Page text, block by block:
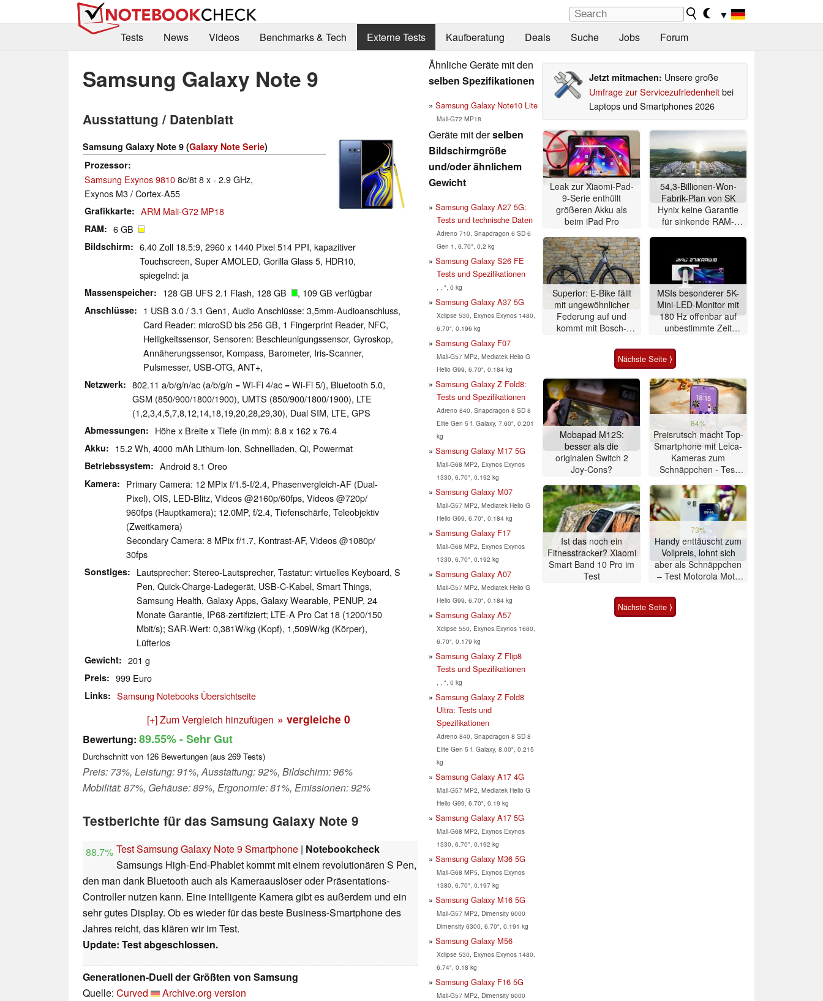
▼
Tests
News Videos Benchmarks & Tech Externe Tests Kaufberatung Deals Suche Jobs Forum
Samsung Galaxy Note 9
Ausstattung / Datenblatt
Samsung Galaxy Note 9 (Galaxy Note Serie)
Prozessor
Samsung Exynos 98108c/8t 8 x - 2.9 GHz,
Exynos M3 / Cortex-A55
Grafikkarte ARM Mali-G72 MP18
RAM 6 GB
Bildschirm
6.40 Zoll 18.5:9, 2960 x 1440 Pixel 514 PPI, kapazitiver
Touchscreen, Super AMOLED, Gorilla Glass 5, HDR10,
spiegelnd: ja
Massenspeicher 128 GB UFS 2.1 Flash, 128 GB , 109 GB verfügbar
Anschlüsse
1 USB 3.0 / 3.1 Gen1, Audio Anschlüsse: 3,5mm-Audioanschluss,
Card Reader: microSD bis 256 GB, 1 Fingerprint Reader, NFC,
Helligkeitssensor, Sensoren: Beschleunigungssensor, Gyroskop,
Annäherungssensor, Kompass, Barometer, Iris-Scanner,
Pulsmesser, USB-OTG, ANT+,
Netzwerk
802.11 a/b/g/n/ac (a/b/g/n = Wi-Fi 4/ac = Wi-Fi 5/), Bluetooth 5.0,
GSM (850/​900/​1800/​1900), UMTS (850/​900/​1800/​1900), LTE
(1,2,3,4,5,7,8,12,14,18,19,20,28,29,30), Dual SIM, LTE, GPS
Abmessungen Höhe x Breite x Tiefe (in mm): 8.8 x 162 x 76.4
Akku 15.2 Wh, 4000 mAh Lithium-Ion, Schnellladen, Qi, Powermat
Betriebssystem Android 8.1 Oreo
Kamera
Primary Camera: 12 MPix f/​1.5-f/​2.4, Phasenvergleich-AF (Dual-
Pixel), OIS, LED-Blitz, Videos @2160p/​60fps, Videos @720p/​
960fps (Hauptkamera); 12.0MP, f/​2.4, Tiefenschärfe, Teleobjektiv
(Zweitkamera)
Secondary Camera: 8 MPix f/​1.7, Kontrast-AF, Videos @1080p/​
30fps
Sonstiges
Lautsprecher: Stereo-Lautsprecher, Tastatur: virtuelles Keyboard, S
Pen, Quick-Charge-Ladegerät, USB-C-Kabel, Smart Things,
Samsung Health, Galaxy Apps, Galaxy Wearable, PENUP, 24
Monate Garantie, IP68-zertifiziert; LTE-A Pro Cat 18 (1200/150
Mbit/s); SAR-Wert: 0,381W/​kg (Kopf), 1,509W/​kg (Körper),
Lüfterlos
Gewicht 201 g
Preis 999 Euro
Links Samsung Notebooks Übersichtseite
[+] Zum Vergleich hinzufügen » vergleiche 0
Bewertung: 89.55%- Sehr Gut
Durchschnitt von 126 Bewertungen (aus 269 Tests)
Preis: 73%, Leistung: 91%, Ausstattung: 92%, Bildschirm: 96%
Mobilität: 87%, Gehäuse: 89%, Ergonomie: 81%, Emissionen: 92%
Testberichte für das Samsung Galaxy Note 9
88.7% Test Samsung Galaxy Note 9 Smartphone | Notebookcheck
Samsungs High-End-Phablet kommt mit einem revolutionären S Pen,
den man dank Bluetooth auch als Kameraauslöser oder Präsentations-
Controller nutzen kann. Eine intelligente Kamera gibt es außerdem und ein
sehr gutes Display. Ob es wieder für das beste Business-Smartphone des
Jahres reicht, das klären wir im Test.
Update: Test abgeschlossen.
Generationen-Duell der Größten von Samsung
Quelle: Curved
Archive.org version
Ähnliche Geräte mit den
selben Spezifikationen
Samsung Galaxy Note10 Lite
Mali-G72 MP18
Geräte mit derselben
Bildschirmgröße
und/oder ähnlichem
Gewicht
Samsung Galaxy A27 5G:
Tests und technische Daten
Adreno 710, Snapdragon 6 SD 6
Gen 1, 6.70", 0.2 kg
Samsung Galaxy S26 FE
Tests und Spezifikationen
, , ", 0 kg
Samsung Galaxy A37 5G
Xclipse 530, Exynos Exynos 1480,
6.70", 0.196 kg
Samsung Galaxy F07
Mali-G57 MP2, Mediatek Helio G
Helio G99, 6.70", 0.184 kg
Samsung Galaxy Z Fold8:
Tests und Spezifikationen
Adreno 840, Snapdragon 8 SD 8
Elite Gen 5 f. Galaxy, 7.60", 0.201
kg
Samsung Galaxy M17 5G
Mali-G68 MP2, Exynos Exynos
1330, 6.70", 0.192 kg
Samsung Galaxy M07
Mali-G57 MP2, Mediatek Helio G
Helio G99, 6.70", 0.184 kg
Samsung Galaxy F17
Mali-G68 MP2, Exynos Exynos
1330, 6.70", 0.192 kg
Samsung Galaxy A07
Mali-G57 MP2, Mediatek Helio G
Helio G99, 6.70", 0.184 kg
Samsung Galaxy A57
Xclipse 550, Exynos Exynos 1680,
6.70", 0.179 kg
Samsung Galaxy Z Flip8
Tests und Spezifikationen
, , ", 0 kg
Samsung Galaxy Z Fold8
Ultra: Tests und
Spezifikationen
Adreno 840, Snapdragon 8 SD 8
Elite Gen 5 f. Galaxy, 8.00", 0.215
kg
Samsung Galaxy A17 4G
Mali-G57 MP2, Mediatek Helio G
Helio G99, 6.70", 0.19 kg
Samsung Galaxy A17 5G
Mali-G68 MP2, Exynos Exynos
1330, 6.70", 0.192 kg
Samsung Galaxy M36 5G
Mali-G68 MP5, Exynos Exynos
1380, 6.70", 0.197 kg
Samsung Galaxy M16 5G
Mali-G57 MP2, Dimensity 6000
Dimensity 6300, 6.70", 0.191 kg
Samsung Galaxy M56
Xclipse 530, Exynos Exynos 1480,
6.74", 0.18 kg
Samsung Galaxy F16 5G
Mali-G57 MP2, Dimensity 6000
Jetzt mitmachen: Unsere große
Umfrage zur Servicezufriedenheitbei
Laptops und Smartphones 2026
Leak zur Xiaomi-Pad-
9-Serie enthüllt
größeren Akku als
beim iPad Pro
54,3-Billionen-Won-
Fabrik-Plan von SK
Hynix keine Garantie
für sinkende RAM-
Superior: E-Bike fällt
mit ungewöhnlicher
Federung auf und
kommt mit Bosch-
MSIs besonderer 5K-
Mini-LED-Monitor mit
180 Hz offenbar auf
unbestimmte Zeit
Nächste Seite ⟩
Mobapad M12S:
besser als die
originalen Switch 2
Joy-Cons?
84%
Preisrutsch macht Top-
Smartphone mit Leica-
Kameras zum
Schnäppchen - Test
Ist das noch ein
Fitnesstracker? Xiaomi
Smart Band 10 Pro im
Test
73%
Handy enttäuscht zum
Vollpreis, lohnt sich
aber als Schnäppchen
– Test Motorola Moto
Nächste Seite ⟩